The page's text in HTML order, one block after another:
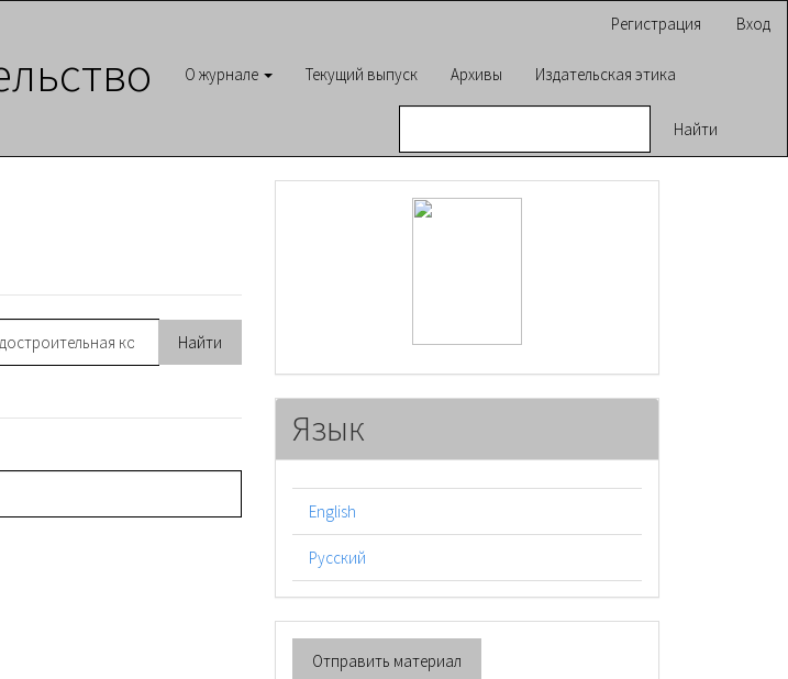
Регистрация Вход
О журнале Текущий выпуск Архивы Издательская этика
Найти
Язык
English
Русский
Отправить
Отправить материал